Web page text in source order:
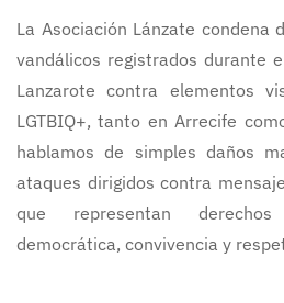
La Asociación Lánzate condena
vandálicos registrados durante
Lanzarote contra elementos
LGTBIQ+, tanto en Arrecife
hablamos de simples daños
ataques dirigidos contra
que representan
democrática, convivencia y